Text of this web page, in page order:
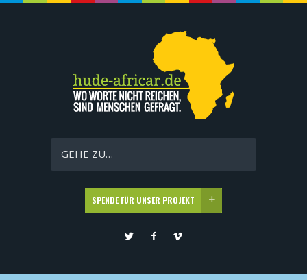
GEHE ZU…
SPENDE FÜR UNSER PROJEKT